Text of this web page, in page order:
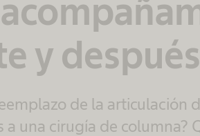
y
de la articulación
a una cirugía de columna?